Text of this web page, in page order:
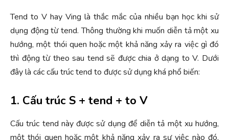
Tend to V hay Ving là thắc mắc của nhiều bạn học khi sử
dụng động từ tend. Thông thường khi muốn diễn tả một xu
hướng, một thói quen hoặc một khả năng xảy ra việc gì đó
thì động từ theo sau tend sẽ được chia ở dạng to V. Dưới
đây là các cấu trúc tend to được sử dụng khá phổ biến:
1. Cấu trúc S + tend + to V
Cấu trúc tend này được sử dụng để diễn tả một xu hướng,
một thói quen hoặc một khả năng xảy ra sự việc nào đó,